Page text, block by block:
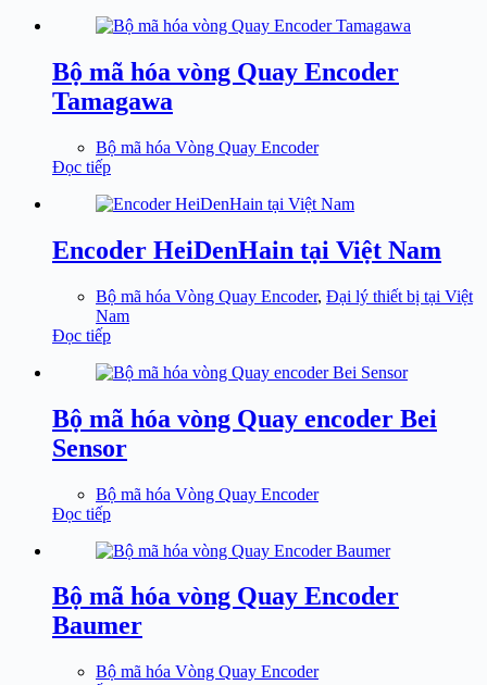
Bộ mã hóa vòng Quay Encoder
Tamagawa
Bộ mã hóa Vòng Quay Encoder
Đọc tiếp
Encoder HeiDenHain tại Việt Nam
Bộ mã hóa Vòng Quay Encoder, Đại lý thiết bị tại Việt
Nam
Đọc tiếp
Bộ mã hóa vòng Quay encoder Bei
Sensor
Bộ mã hóa Vòng Quay Encoder
Đọc tiếp
Bộ mã hóa vòng Quay Encoder
Baumer
Bộ mã hóa Vòng Quay Encoder